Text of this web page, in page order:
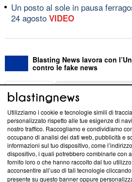
Un posto al sole in pausa
24 agosto VIDEO
Blasting News lavora con
contro le fake news
ABOUT
Questa sezione offre informazioni
News, sui nostri processi editoriali e
creare news di qualità. Inoltre, afferma
‘Trust Project - News with Integrity’
ancora membro del programma, ma
parte; Trust Project non ha ancora
conformità agli standard.
Utilizziamo i cookie e tecnologie simili di
personalizzato rispetto alle tue esigenze di
nostro traffico. Raccogliamo e condividiamo
occupano di analisi dei dati web, pubblicità e
informazioni sul tuo dispositivo, come
dispositivo, i quali potrebbero combinarle con
fornito loro o che hanno raccolto dal tuo
acconsentire all’uso di tali tecnologie
presente su questo banner oppure